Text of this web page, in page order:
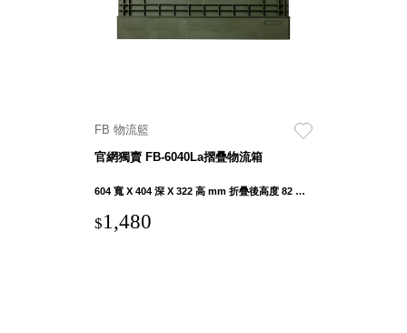
FB 物流籃
官網獨賣 FB-6040La摺疊物流箱
604 寬 X 404 深 X 322 高 mm 折疊後高度 82 mm
$1,480